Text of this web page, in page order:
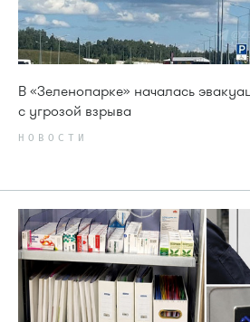
В «Зеленопарке» началась
с угрозой взрыва
НОВОСТИ